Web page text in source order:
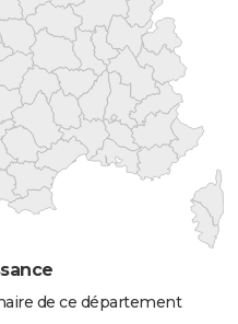
de ce département